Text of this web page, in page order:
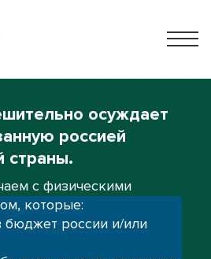
осуждает
россией
страны.
с физическими
которые:
бюджет россии и/или